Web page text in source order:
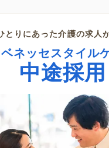
とりにあった介護の求人
ベネッセスタイル
中途採用